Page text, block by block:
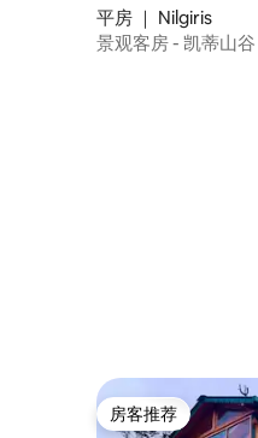
平房 ｜ Nilgiris
景观客房 - 凯蒂山谷
房客推荐
房客推荐